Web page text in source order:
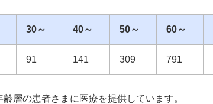
30～ 40～ 50～ 60～
91 141 309 791
層の患者さまに医療を提供しています。